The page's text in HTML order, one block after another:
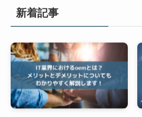
新着記事